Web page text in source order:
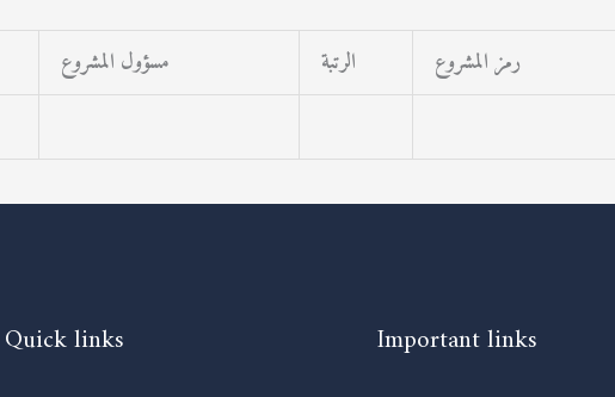
مسؤول المشروع الرتبة رمز المشروع
Quick links Important links